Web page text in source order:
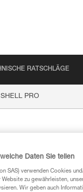
RATSCHLÄGE
SHELL PRO
Daten Sie teilen
SAS) verwenden Cookies
Website zu gewährleisten,
Wir geben auch